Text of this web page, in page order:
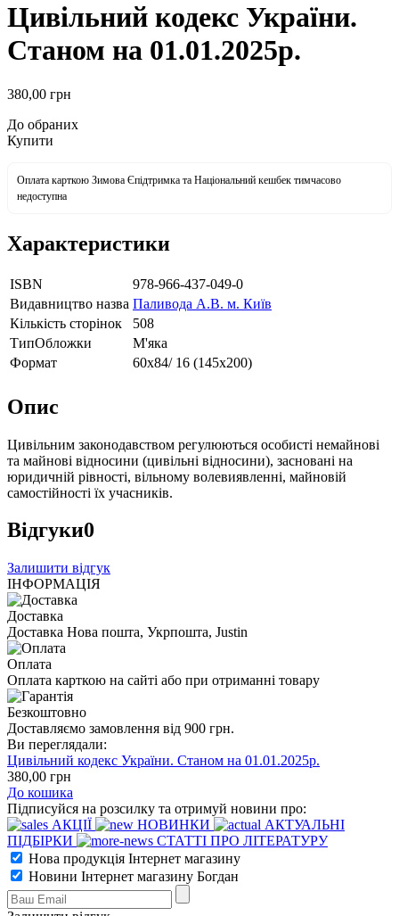
Цивільний кодекс України.
Станом на 01.01.2025р.
380,00 грн
До обраних
Купити
Оплата карткою Зимова Єпідтримка та Національний кешбек тимчасово
недоступна
Характеристики
ISBN
978-966-437-049-0
Видавництво назва Паливода А.В. м. Київ
Кількість сторінок
508
ТипОбложки
М'яка
Формат
60х84/ 16 (145х200)
Опис
Цивільним законодавством регулюються особисті немайнові
та майнові відносини (цивільні відносини), засновані на
юридичній рівності, вільному волевиявленні, майновій
самостійності їх учасників.
Відгуки0
Залишити відгук
ІНФОРМАЦІЯ
Доставка
Доставка Нова пошта, Укрпошта, Justin
Оплата
Оплата карткою на сайті або при отриманні товару
Безкоштовно
Доставляємо замовлення від 900 грн.
Ви переглядали:
Цивільний кодекс України. Станом на 01.01.2025р.
380,00 грн
До кошика
Підписуйся на розсилку та отримуй новини про:
АКЦІЇ
НОВИНКИ
АКТУАЛЬНІ
ПІДБІРКИ
СТАТТІ ПРО ЛІТЕРАТУРУ
Нова продукція Інтернет магазину
Новини Інтернет магазину Богдан